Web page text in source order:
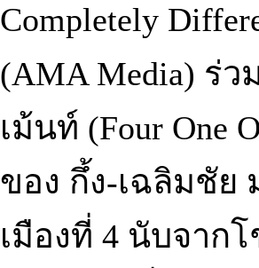
Completely
(AMA Media) ร่
เม้นท์ (Four One
ของ กึ้ง-เฉลิมชัย
เมืองที่ 4 นับจาก